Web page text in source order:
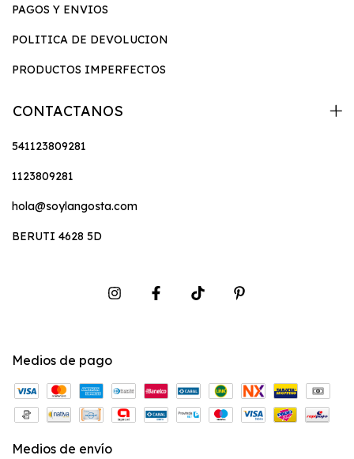
PAGOS Y ENVIOS
POLITICA DE DEVOLUCION
PRODUCTOS IMPERFECTOS
CONTACTANOS
541123809281
1123809281
hola@soylangosta.com
BERUTI 4628 5D
Medios de pago
Medios de envío